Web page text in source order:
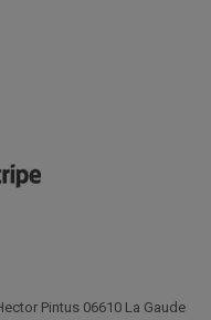
Pintus 06610 La Gaude